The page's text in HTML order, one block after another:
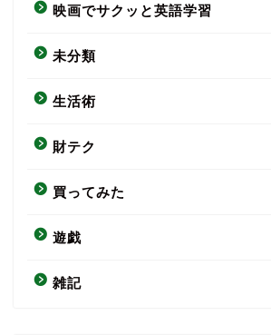
映画でサクッと英語学習
未分類
生活術
財テク
買ってみた
遊戯
雑記